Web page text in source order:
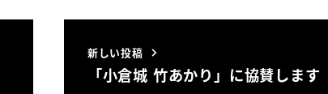
新しい投稿
「小倉城 竹あかり」に協賛します